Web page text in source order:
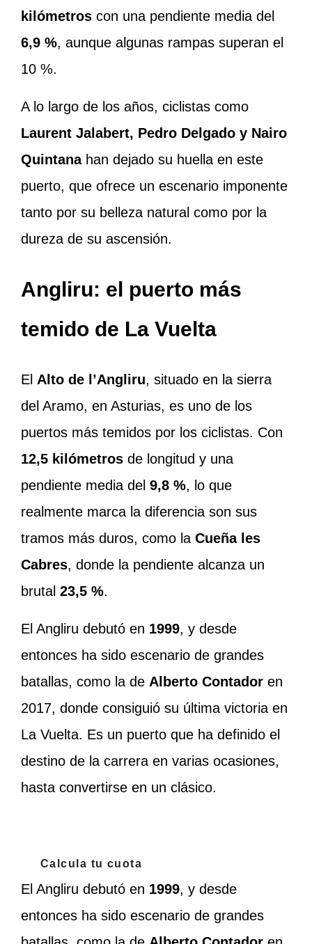
kilómetros con una pendiente media del
6,9 %, aunque algunas rampas superan el
10 %.
A lo largo de los años, ciclistas como
Laurent Jalabert, Pedro Delgado y Nairo
Quintanahan dejado su huella en este
puerto, que ofrece un escenario imponente
tanto por su belleza natural como por la
dureza de su ascensión.
Angliru: el puerto más
temido de La Vuelta
El Alto de l’Angliru, situado en la sierra
del Aramo, en Asturias, es uno de los
puertos más temidos por los ciclistas. Con
12,5 kilómetros de longitud y una
pendiente media del 9,8 %, lo que
realmente marca la diferencia son sus
tramos más duros, como la Cueña les
Cabres, donde la pendiente alcanza un
brutal 23,5 %.
El Angliru debutó en 1999, y desde
entonces ha sido escenario de grandes
batallas, como la de Alberto Contador en
2017, donde consiguió su última victoria en
La Vuelta. Es un puerto que ha definido el
destino de la carrera en varias ocasiones,
hasta convertirse en un clásico.
Calcula tu cuota
El Angliru debutó en 1999, y desde
entonces ha sido escenario de grandes